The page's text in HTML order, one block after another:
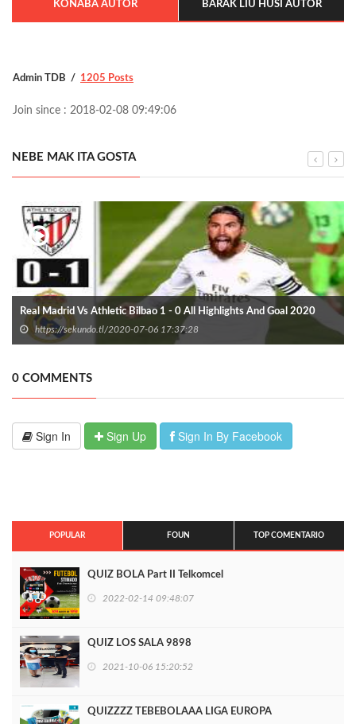
KONABA AUTOR BARAK LIU HUSI AUTOR
Admin TDB 1205 Posts
Join since : 2018-02-08 09:49:06
NEBE MAK ITA GOSTA
Real Madrid Vs Athletic Bilbao 1 - 0 All Highlights And Goal 2020
https://sekundo.tl/2020-07-06 17:37:28
0 COMMENTS
Sign In Sign Up Sign In By Facebook
POPULAR FOUN TOP COMENTARIO
QUIZ BOLA Part II Telkomcel
2022-02-14 09:48:07
QUIZ LOS SALA 9898
2021-10-06 15:20:52
QUIZZZZ TEBEBOLAAA LIGA EUROPA